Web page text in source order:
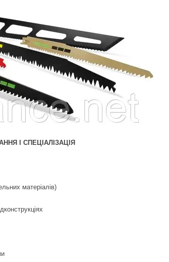
І СПЕЦІАЛІЗАЦІЯ
матеріалів)